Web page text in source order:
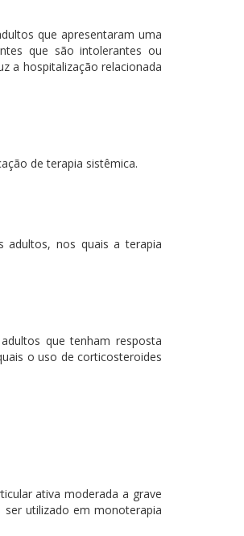
que apresentaram uma
que são intolerantes ou
a hospitalização relacionada
de terapia sistêmica.
adultos, nos quais a terapia
que tenham resposta
o uso de corticosteroides
ativa moderada a grave
ser utilizado em monoterapia